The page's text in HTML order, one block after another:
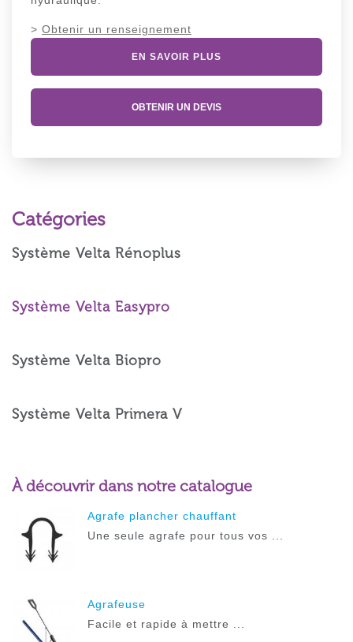
> Obtenir un renseignement
EN SAVOIR PLUS
OBTENIR UN DEVIS
Catégories
Système Velta Rénoplus
Système Velta Easypro
Système Velta Biopro
Système Velta Primera V
À découvrir dans notre catalogue
Agrafe plancher chauffant
Une seule agrafe pour tous vos ...
Agrafeuse
Facile et rapide à mettre ...